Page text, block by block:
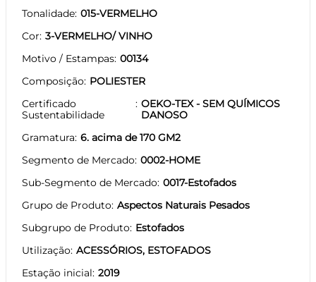
Tonalidade 015-VERMELHO
Cor 3-VERMELHO/ VINHO
Motivo / Estampas 00134
Composição POLIESTER
Certificado
Sustentabilidade
OEKO-TEX - SEM QUÍMICOS
DANOSO
Gramatura 6. acima de 170 GM2
Segmento de Mercado 0002-HOME
Sub-Segmento de Mercado 0017-Estofados
Grupo de Produto Aspectos Naturais Pesados
Subgrupo de Produto Estofados
Utilização ACESSÓRIOS, ESTOFADOS
Estação inicial 2019